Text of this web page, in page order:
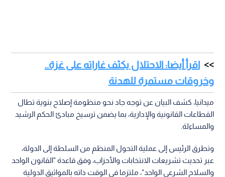
اقرأ أيضا: الاحتلال يكثف غاراته على غزة..
وخروقات مستمرة للهدنة
ميدانيا، كشف البيان عن توجه جاد نحو منظومة إصلاح بنوية تطال
القطاعات القانونية والإدارية، بما يضمن ترسيخ مبادئ الحكم الرشيد
والمساءلة.
وتطرق الرئيس إلى عملية التحول المنظم من السلطة إلى الدولة،
عبر تحديث تشريعات الانتخابات والأحزاب، وفق قاعدة "القانون الواحد
والسلاح الشرعي الواحد"، ملتزما في الوقت ذاته بالمواثيق الدولية